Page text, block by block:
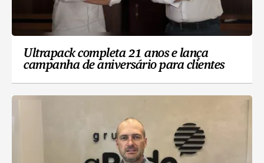
Ultrapack completa 21 anos e lança
campanha de aniversário para clientes